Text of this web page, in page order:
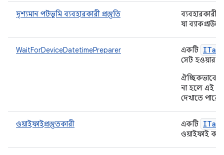
দৃশ্যমান পটভূমি ব্যবহারকারী প্রস্তুতি
ব্যবহারকারীর
যা
WaitForDeviceDatetimePreparer একটি
সেট হওয়ার
ঐচ্ছিকভাবে,
না হলে এই
দেখাতে পারে।
ওয়াইফাইপ্রস্তুতকারী একটি
ওয়াইফাই